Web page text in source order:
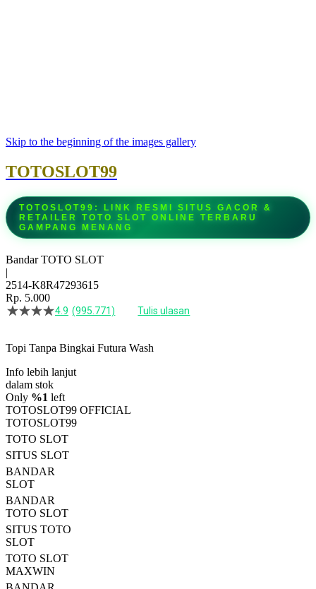
Skip to the beginning of the images gallery
TOTOSLOT99
TOTOSLOT99: LINK RESMI SITUS GACOR &
RETAILER TOTO SLOT ONLINE TERBARU
GAMPANG MENANG
Bandar TOTO SLOT
|
2514-K8R47293615
Rp. 5.000
4.5
bintang,
rating
rata-
rata.
Read
13
Reviews.
Tautan
halaman
yang
sama.
4.9 (995.771) Tulis ulasan
Topi Tanpa Bingkai Futura Wash
Info lebih lanjut
dalam stok
Only %1 left
TOTOSLOT99 OFFICIAL
TOTOSLOT99
TOTO SLOT
SITUS SLOT
BANDAR
SLOT
BANDAR
TOTO SLOT
SITUS TOTO
SLOT
TOTO SLOT
MAXWIN